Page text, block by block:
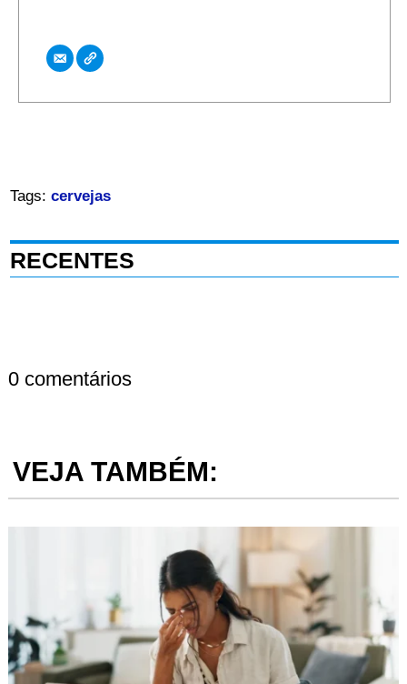
Tags: cervejas
RECENTES
0 comentários
VEJA TAMBÉM: